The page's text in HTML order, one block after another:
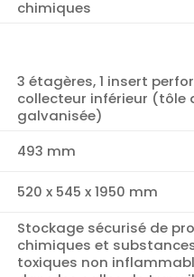
chimiques
3 étagères, 1 insert
collecteur inférieur (tôle
galvanisée)
493 mm
520 x 545 x 1950 mm
Stockage sécurisé de
chimiques et
toxiques non